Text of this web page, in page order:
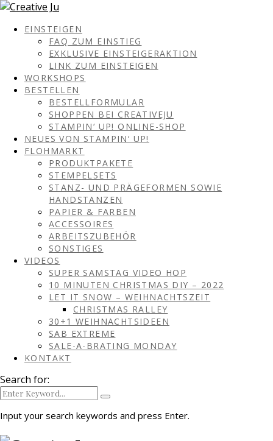
EINSTEIGEN
FAQ ZUM EINSTIEG
EXKLUSIVE EINSTEIGERAKTION
LINK ZUM EINSTEIGEN
WORKSHOPS
BESTELLEN
BESTELLFORMULAR
SHOPPEN BEI CREATIVEJU
STAMPIN‘ UP! ONLINE-SHOP
NEUES VON STAMPIN‘ UP!
FLOHMARKT
PRODUKTPAKETE
STEMPELSETS
STANZ- UND PRÄGEFORMEN SOWIE
HANDSTANZEN
PAPIER & FARBEN
ACCESSOIRES
ARBEITSZUBEHÖR
SONSTIGES
VIDEOS
SUPER SAMSTAG VIDEO HOP
10 MINUTEN CHRISTMAS DIY – 2022
LET IT SNOW – WEIHNACHTSZEIT
CHRISTMAS RALLEY
30+1 WEIHNACHTSIDEEN
SAB EXTREME
SALE-A-BRATING MONDAY
KONTAKT
Search for:
Input your search keywords and press Enter.